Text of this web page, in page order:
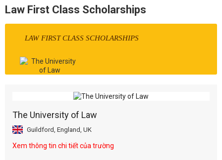
Law First Class Scholarships
LAW FIRST CLASS SCHOLARSHIPS
The University of Law
Guildford, England, UK
Xem thông tin chi tiết của trường